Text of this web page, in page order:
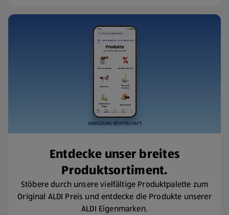
Entdecke unser breites
Produktsortiment.
Stöbere durch unsere vielfältige Produktpalette zum
Original ALDI Preis und entdecke die Produkte unserer
ALDI Eigenmarken.